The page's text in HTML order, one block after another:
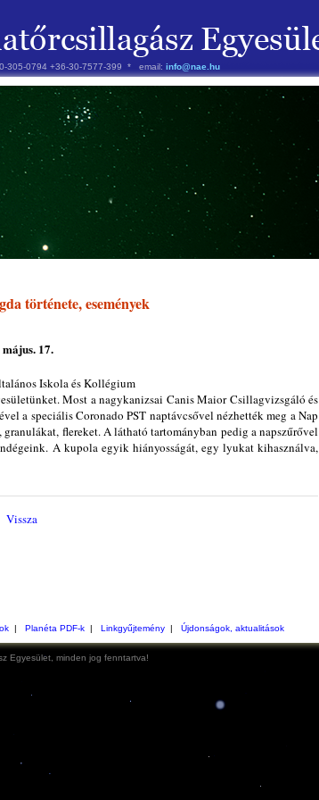
305-0794 +36-30-7577-399 * email: info@nae.hu
története, események
17.
Iskola és Kollégium
Most a nagykanizsai Canis Maior Csillagvizsgáló és
a speciális Coronado PST naptávcsővel nézhették meg a Nap
flereket. A látható tartományban pedig a napszűrővel
A kupola egyik hiányosságát, egy lyukat kihasználva,
Vissza
| Planéta PDF-k| Linkgyűjtemény| Újdonságok, aktualitások
Egyesület, minden jog fenntartva!